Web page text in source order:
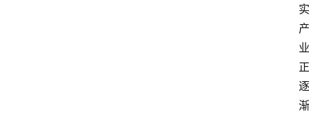
实
产
业
正
逐
渐